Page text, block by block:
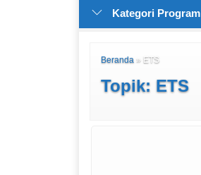
Kategori Program
Beranda » ETS
Topik: ETS